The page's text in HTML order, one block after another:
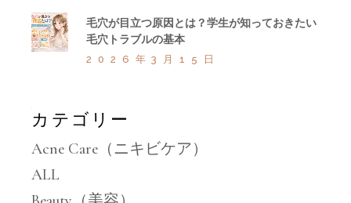
毛穴が目立つ原因とは？学生が知っておきたい
毛穴トラブルの基本
2026年3月15日
カテゴリー
Acne Care（ニキビケア）
ALL